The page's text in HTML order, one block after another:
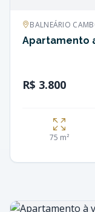
BALNEÁRIO
Apartamento
R$ 3.800
75 m²